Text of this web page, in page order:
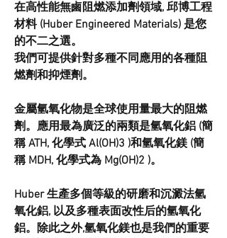
在高性能無鹵阻燃添加劑領域, 邱博工程
材料 (Huber Engineered Materials) 是您
的不二之選。
我們可提供針對多種不同應用的各種阻
燃劑和抑煙劑。
金屬氫氧化物是全球使用量最大的阻燃
劑。應用最為廣泛的兩類是氫氧化鋁 (簡
稱 ATH, 化學式 Al(OH)3 )和氫氧化鎂 (簡
稱 MDH, 化學式為 Mg(OH)2 )。
Huber 生產多個等級的研磨和沉澱法氫
氧化鋁, 以及多種表面改性后的氫氧化
鋁。除此之外,氫氧化鎂也是我們的重要